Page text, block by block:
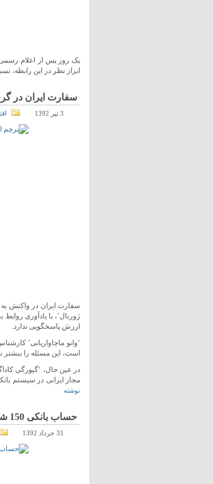
یک روز پس از اعلام
ابراز نظر در این رابطه،
سفارت ایران در
3 تیر 1392
سفارت ایران در واکنش به
ژورنال’، با یادآوری
ارزش پاسخگویی ندارد.
‘وانو ماچاواریانی’
است، این مسئله را بیشتر
در عین حال، ‘گیورگی
مجاز ایرانی در سیستم
نوشته
حساب بانکی 150 شخص و شرکت ایرانی در گرجستان مسدود شد
31 خرداد 1392